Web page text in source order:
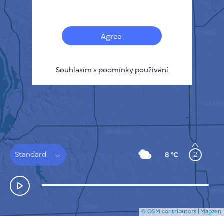
Mapa znečištění
Tepelné skvrny
Standard 8 °C 2
JAK TO FUNGUJE
ZÁSADY OCHRANY SOUKROMÍ
PODMÍNKY A PRAVIDLA
FAQ
© OSM contributors | Mapzen
Agree
Souhlasím s podmínky používání